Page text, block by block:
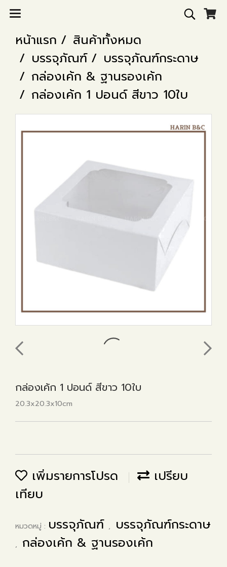
หน้าแรก
สินค้าทั้งหมด
บรรจุภัณฑ์
บรรจุภัณฑ์กระดาษ
กล่องเค้ก & ฐานรองเค้ก
กล่องเค้ก 1 ปอนด์ สีขาว 10ใบ
กล่องเค้ก 1 ปอนด์ สีขาว 10ใบ
20.3x20.3x10cm
เพิ่มรายการโปรด
เปรียบ
เทียบ
หมวดหมู่ : บรรจุภัณฑ์ , บรรจุภัณฑ์กระดาษ
, กล่องเค้ก & ฐานรองเค้ก